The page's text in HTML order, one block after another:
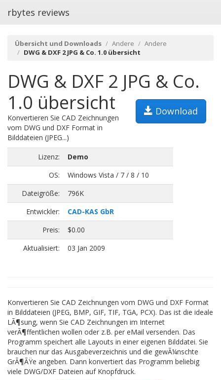
rbytes reviews
Übersicht und Downloads Andere
Andere
DWG & DXF 2 JPG & Co. 1.0 übersicht
DWG & DXF 2 JPG & Co.
1.0 übersicht
Download
Konvertieren Sie CAD Zeichnungen
vom DWG und DXF Format in
Bilddateien (JPEG...)
Lizenz:
Demo
OS:
Windows Vista / 7 / 8 / 10
Dateigröße:
796K
Entwickler:
CAD-KAS GbR
Preis:
$0.00
Aktualisiert:
03 Jan 2009
Konvertieren Sie CAD Zeichnungen vom DWG und DXF Format
in Bilddateien (JPEG, BMP, GIF, TIF, TGA, PCX). Das ist die ideale
LÃ¶sung, wenn Sie CAD Zeichnungen im Internet
verÃ¶ffentlichen wollen oder z.B. per eMail versenden. Das
Programm speichert alle Layouts in einer eigenen Bilddatei. Sie
brauchen nur das Ausgabeverzeichnis und die gewÃ¼nschte
GrÃ¶ÃŸe angeben. Dann konvertiert das Programm beliebig
viele DWG/DXF Dateien auf Knopfdruck.